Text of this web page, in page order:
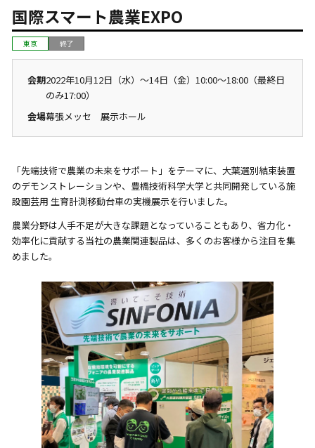
国際スマート農業EXPO
東京 終了
会期2022年10月12日（水）〜14日（金）10:00～18:00（最終日
のみ17:00）
会場幕張メッセ 展示ホール
「先端技術で農業の未来をサポート」をテーマに、大葉選別結束装置
のデモンストレーションや、豊橋技術科学大学と共同開発している施
設園芸用 生育計測移動台車の実機展示を行いました。
農業分野は人手不足が大きな課題となっていることもあり、省力化・
効率化に貢献する当社の農業関連製品は、多くのお客様から注目を集
めました。